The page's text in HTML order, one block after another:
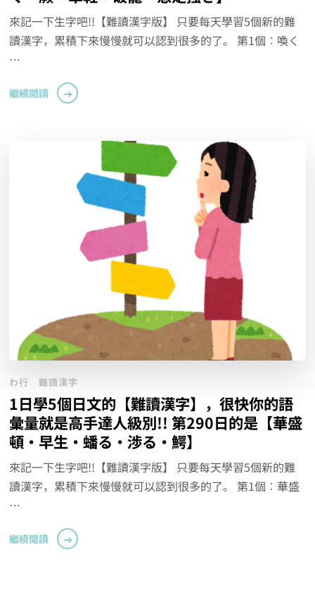
來記一下生字吧!!【難讀漢字版】 只要每天學習5個新的難
讀漢字，累積下來慢慢就可以認到很多的了。 第1個︰喚く
…
繼續閱讀
わ行 難讀漢字
1日學5個日文的【難讀漢字】，很快你的語
彙量就是高手達人級別!! 第290日的是【華盛
頓‧早生‧蟠る‧渉る‧鰐】
來記一下生字吧!!【難讀漢字版】 只要每天學習5個新的難
讀漢字，累積下來慢慢就可以認到很多的了。 第1個︰華盛
…
繼續閱讀